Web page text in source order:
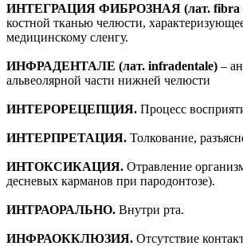
ИНТЕГРАЦИЯ ФИБРОЗНАЯ (лат. fibra
костной тканью челюсти,
медицинскому сленгу.
ИНФРАДЕНТАЛЕ (лат. infradentale) –
альвеолярной части нижней челюсти
ИНТЕРОРЕЦЕПЦИЯ. Процесс
ИНТЕРПРЕТАЦИЯ. Толкование,
ИНТОКСИКАЦИЯ. Отравление
десневых карманов при пародонтозе).
ИНТРАОРАЛЬНО. Внутри рта.
ИНФРАОККЛЮЗИЯ. Отсутствие